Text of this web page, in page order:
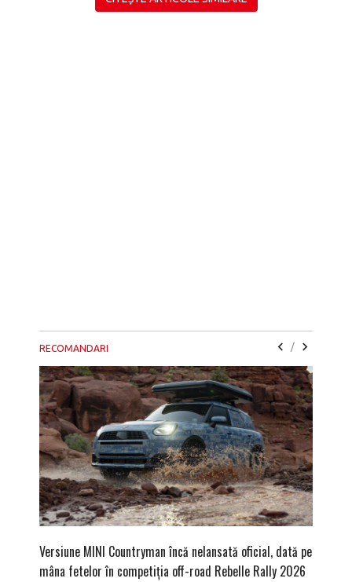
RECOMANDARI /
Versiune MINI Countryman încă nelansată oficial, dată pe
mâna fetelor în competiția off-road Rebelle Rally 2026